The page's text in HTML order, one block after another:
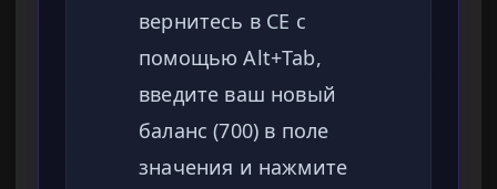
вернитесь в CE с
помощью Alt+Tab,
введите ваш новый
баланс (700) в поле
значения и нажмите